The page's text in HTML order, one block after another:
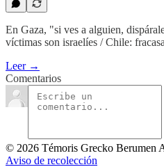
En Gaza, "si ves a alguien,
víctimas son israelíes / Chile:
Leer →
Comentarios
© 2026 Témoris Grecko Berumen
Aviso de recolección